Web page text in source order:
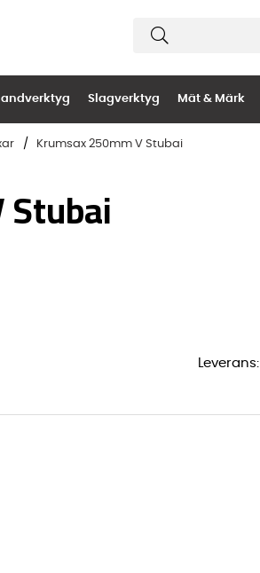
Slagverktyg Mät & Märk
Krumsax 250mm V Stubai
Leverans: